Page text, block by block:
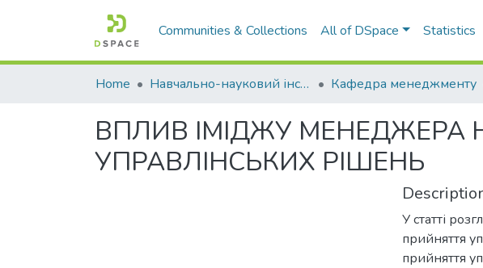
Communities & Collections All of DSpace Statistics
Home Навчально-науковий інститут економіки, управління, права та інформаційних технологій Кафедра менеджменту
ВПЛИВ ІМІДЖУ МЕНЕДЖЕРА
УПРАВЛІНСЬКИХ РІШЕНЬ
У статті
прийняття
прийняття